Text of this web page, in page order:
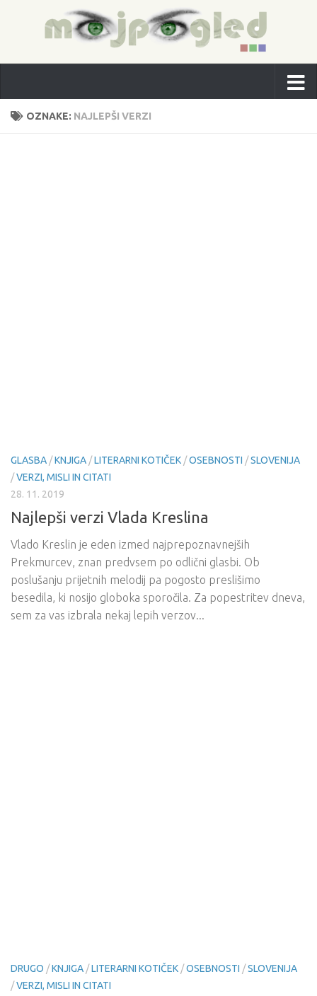
OZNAKE: NAJLEPŠI VERZI
GLASBA /KNJIGA /LITERARNI KOTIČEK /OSEBNOSTI /SLOVENIJA
/VERZI, MISLI IN CITATI
28. 11. 2019
Najlepši verzi Vlada Kreslina
Vlado Kreslin je eden izmed najprepoznavnejših
Prekmurcev, znan predvsem po odlični glasbi. Ob
poslušanju prijetnih melodij pa pogosto preslišimo
besedila, ki nosijo globoka sporočila. Za popestritev dneva,
sem za vas izbrala nekaj lepih verzov...
DRUGO /KNJIGA /LITERARNI KOTIČEK /OSEBNOSTI /SLOVENIJA
/VERZI, MISLI IN CITATI